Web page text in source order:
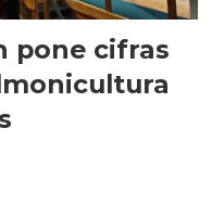
pone cifras